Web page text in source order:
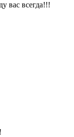
вас всегда!!!